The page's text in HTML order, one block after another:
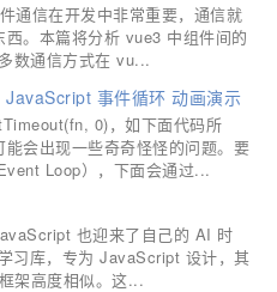
通信在开发中非常重要，通信就
。本篇将分析 vue3 中组件间的
数通信方式在 vu...
事件循环 动画演示
0)，如下面代码所
会出现一些奇奇怪怪的问题。要
Loop），下面会通过...
也迎来了自己的 AI 时
习库，专为 JavaScript 设计，其
架高度相似。这...